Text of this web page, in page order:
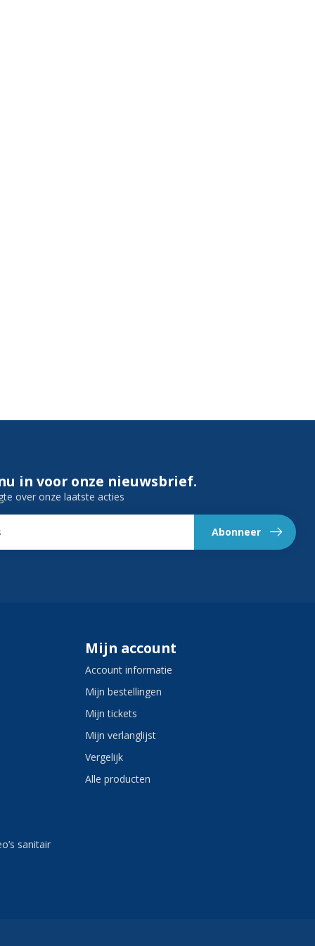
in voor onze nieuwsbrief.
over onze laatste acties
Abonneer
sanitair
Mijn account
Account informatie
Mijn bestellingen
Mijn tickets
Mijn verlanglijst
Vergelijk
Alle producten